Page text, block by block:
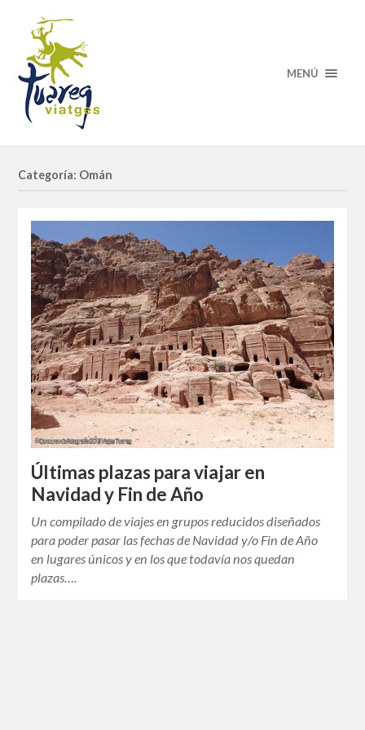
MENÚ
Categoría: Omán
Últimas plazas para viajar en
Navidad y Fin de Año
Un compilado de viajes en grupos reducidos diseñados
para poder pasar las fechas de Navidad y/o Fin de Año
en lugares únicos y en los que todavía nos quedan
plazas….